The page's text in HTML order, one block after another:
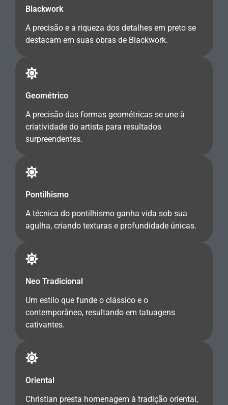
Blackwork
A precisão e a riqueza dos detalhes em preto se
destacam em suas obras de Blackwork.
Geométrico
A precisão das formas geométricas se une à
criatividade do artista para resultados
surpreendentes.
Pontilhismo
A técnica do pontilhismo ganha vida sob sua
agulha, criando texturas e profundidade únicas.
Neo Tradicional
Um estilo que funde o clássico e o
contemporâneo, resultando em tatuagens
cativantes.
Oriental
Christian presta homenagem à tradição oriental,